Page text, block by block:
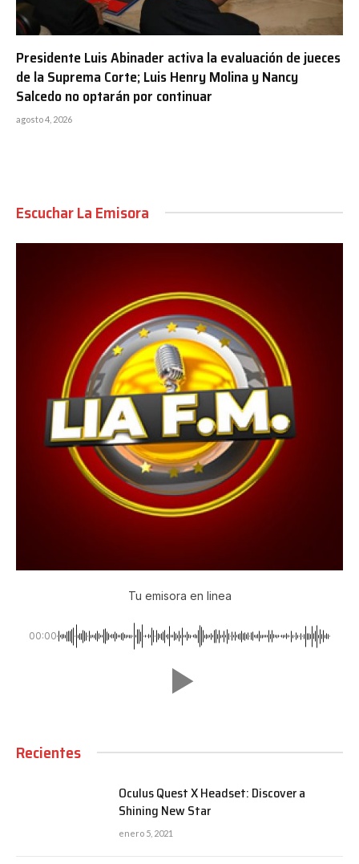
Presidente Luis Abinader activa la evaluación de jueces
de la Suprema Corte; Luis Henry Molina y Nancy
Salcedo no optarán por continuar
agosto 4, 2026
Escuchar La Emisora
Tu emisora en linea
00:00
Recientes
Oculus Quest X Headset: Discover a
Shining New Star
enero 5, 2021